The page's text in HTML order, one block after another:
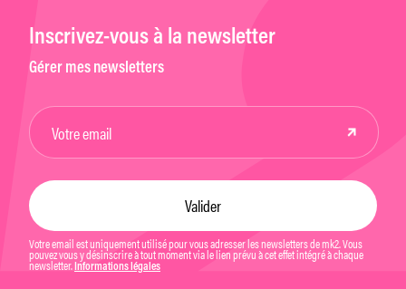
Inscrivez-vous à la newsletter
Gérer mes newsletters
Votre email est uniquement utilisé pour vous adresser les newsletters de mk2. Vous
pouvez vous y désinscrire à tout moment via le lien prévu à cet effet intégré à chaque
newsletter. Informations légales